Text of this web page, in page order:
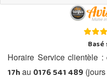
Horaire Service clientèle :
17hau 0176 541 489